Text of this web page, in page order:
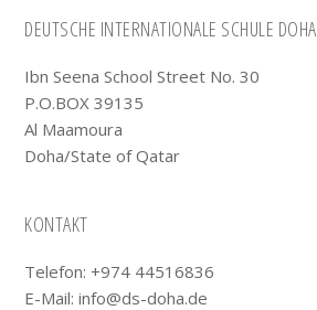
Footer
DEUTSCHE INTERNATIONALE SCHULE DOHA
Ibn Seena School Street No. 30
P.O.BOX 39135
Al Maamoura
Doha/State of Qatar
KONTAKT
Telefon: +974 44516836
E-Mail:info@ds-doha.de